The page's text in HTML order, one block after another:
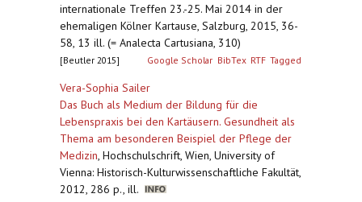
internationale Treffen 23.-25. Mai 2014 in der
ehemaligen Kölner Kartause, Salzburg, 2015, 36-
58, 13 ill. (= Analecta Cartusiana, 310)
[Beutler 2015] Google Scholar BibTex RTF Tagged
Vera-Sophia Sailer
Das Buch als Medium der Bildung für die
Lebenspraxis bei den Kartäusern. Gesundheit als
Thema am besonderen Beispiel der Pflege der
Medizin, Hochschulschrift, Wien, University of
Vienna: Historisch-Kulturwissenschaftliche Fakultät,
2012, 286 p., ill.